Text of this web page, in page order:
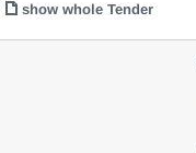
show whole Tender